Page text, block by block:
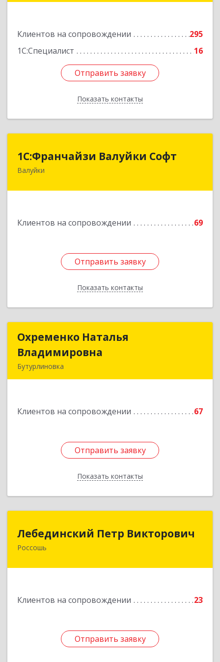
Клиентов на сопровождении
295
1С:Специалист
16
Отправить заявку
Показать контакты
Отправить заявку
Назад
1С:Франчайзи Валуйки Софт
Валуйки
Клиентов на сопровождении 69
Отправить заявку
Показать контакты
1С:Франчайзи Валуйки Софт
309996, Белгородская обл, Валуйки г, Горького,
Отправить заявку
Назад
Охременко Наталья
Владимировна
Бутурлиновка
Клиентов на сопровождении 67
Отправить заявку
Показать контакты
Охременко Наталья
Отправить заявку
Назад
Лебединский Петр Викторович
Россошь
Клиентов на сопровождении 23
Отправить заявку
Лебединский Петр Викторович
396650, Воронежская обл., г. Россошь, пер.
Отправить заявку